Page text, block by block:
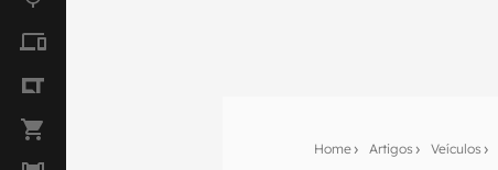
Home Artigos Veículos